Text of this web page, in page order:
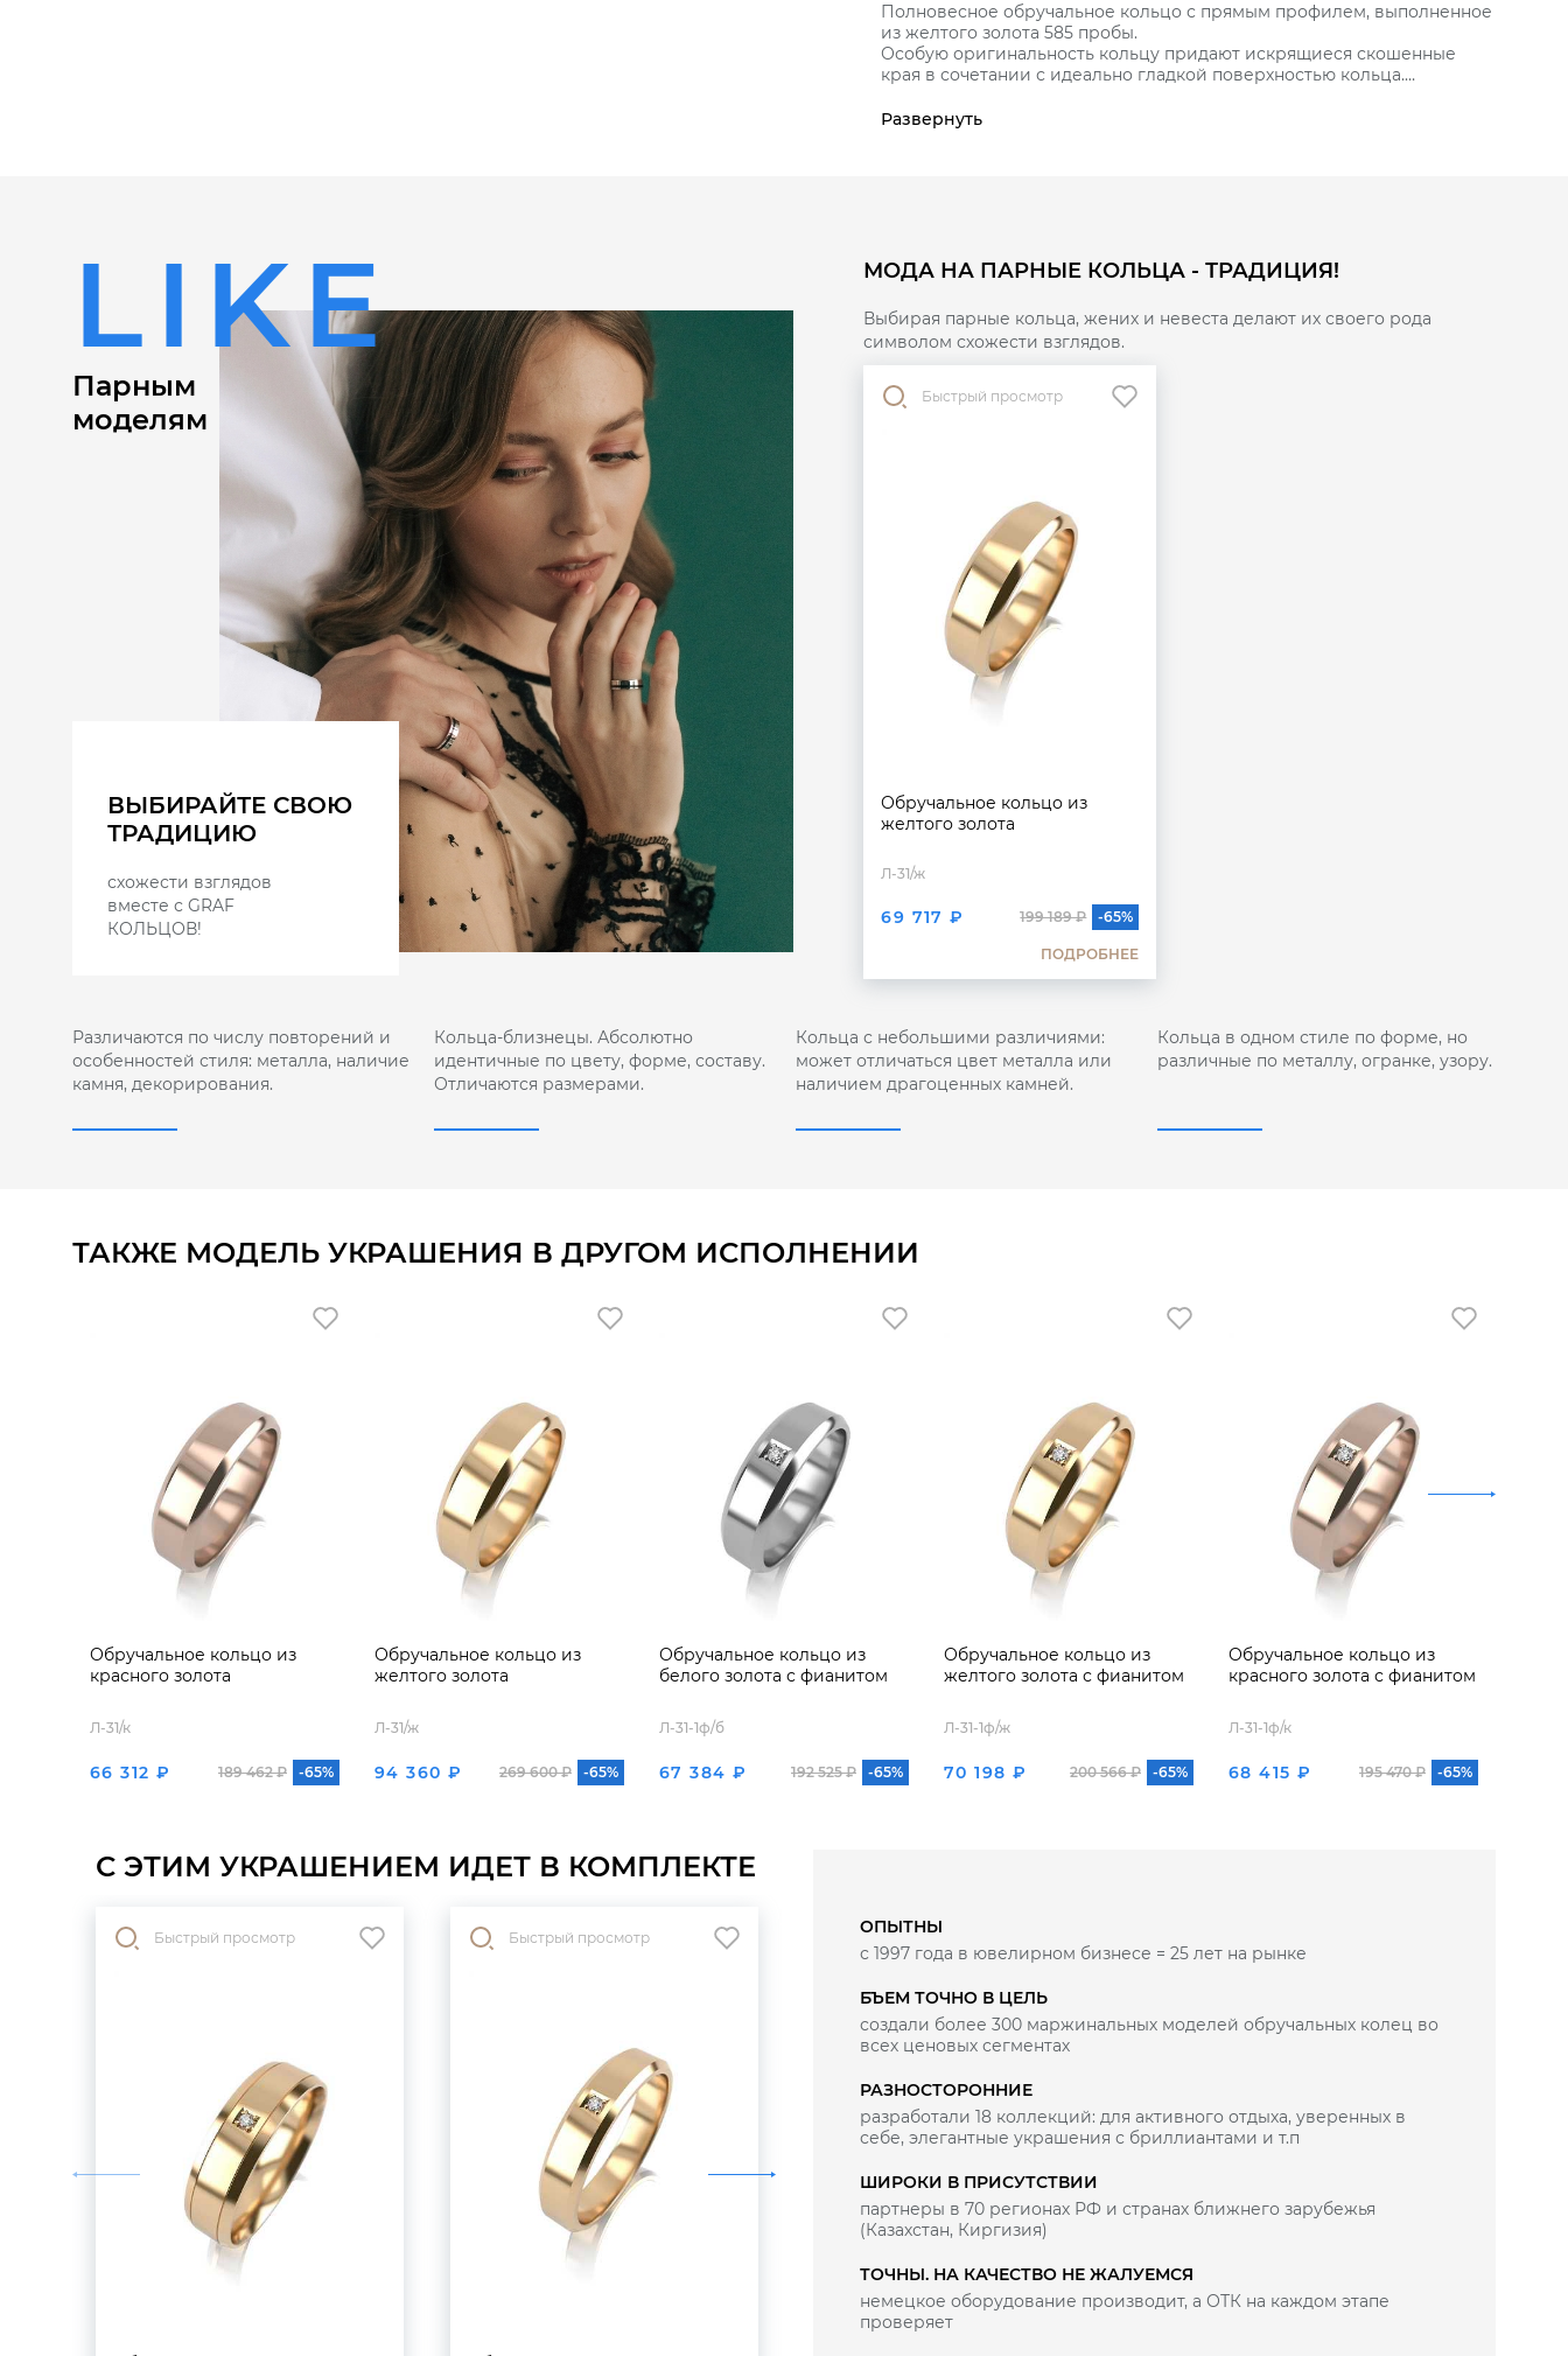
Полновесное обручальное кольцо с прямым профилем, выполненное
из желтого золота 585 пробы.
Особую оригинальность кольцу придают искрящиеся скошенные
края в сочетании с идеально гладкой поверхностью кольца.
нежный, искрящийся блеск.
Развернуть
LIKE
Парным
моделям
ВЫБИРАЙТЕ СВОЮ
ТРАДИЦИЮ
схожести взглядов
вместе с GRAF
КОЛЬЦОВ!
МОДА НА ПАРНЫЕ КОЛЬЦА - ТРАДИЦИЯ!
Выбирая парные кольца, жених и невеста делают их своего рода
символом схожести взглядов.
Быстрый просмотр
Обручальное кольцо из
желтого золота
Л-31/ж
69 717 ₽ 199 189 ₽ -65%
ПОДРОБНЕЕ
Различаются по числу повторений и
особенностей стиля: металла, наличие
камня, декорирования.
Кольца-близнецы. Абсолютно
идентичные по цвету, форме, составу.
Отличаются размерами.
Кольца с небольшими различиями:
может отличаться цвет металла или
наличием драгоценных камней.
Кольца в одном стиле по форме, но
различные по металлу, огранке, узору.
ТАКЖЕ МОДЕЛЬ УКРАШЕНИЯ В ДРУГОМ ИСПОЛНЕНИИ
Обручальное кольцо из
красного золота
Л-31/к
66 312 ₽ 189 462 ₽ -65%
Обручальное кольцо из
желтого золота
Л-31/ж
94 360 ₽ 269 600 ₽ -65%
Обручальное кольцо из
белого золота с фианитом
Л-31-1ф/б
67 384 ₽ 192 525 ₽ -65%
Обручальное кольцо из
желтого золота с фианитом
Л-31-1ф/ж
70 198 ₽ 200 566 ₽ -65%
Обручальное кольцо из
красного золота с фианитом
Л-31-1ф/к
68 415 ₽ 195 470 ₽ -65%
С ЭТИМ УКРАШЕНИЕМ ИДЕТ В КОМПЛЕКТЕ
Быстрый просмотр Быстрый просмотр Быстрый просмотр
ОПЫТНЫ
с 1997 года в ювелирном бизнесе = 25 лет на рынке
БЪЕМ ТОЧНО В ЦЕЛЬ
создали более 300 маржинальных моделей обручальных колец во
всех ценовых сегментах
РАЗНОСТОРОННИЕ
разработали 18 коллекций: для активного отдыха, уверенных в
себе, элегантные украшения с бриллиантами и т.п
ШИРОКИ В ПРИСУТСТВИИ
партнеры в 70 регионах РФ и странах ближнего зарубежья
(Казахстан, Киргизия)
ТОЧНЫ. НА КАЧЕСТВО НЕ ЖАЛУЕМСЯ
немецкое оборудование производит, а ОТК на каждом этапе
проверяет